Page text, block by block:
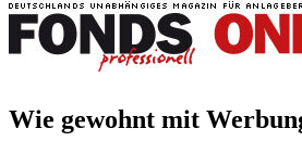
Wie gewohnt mit